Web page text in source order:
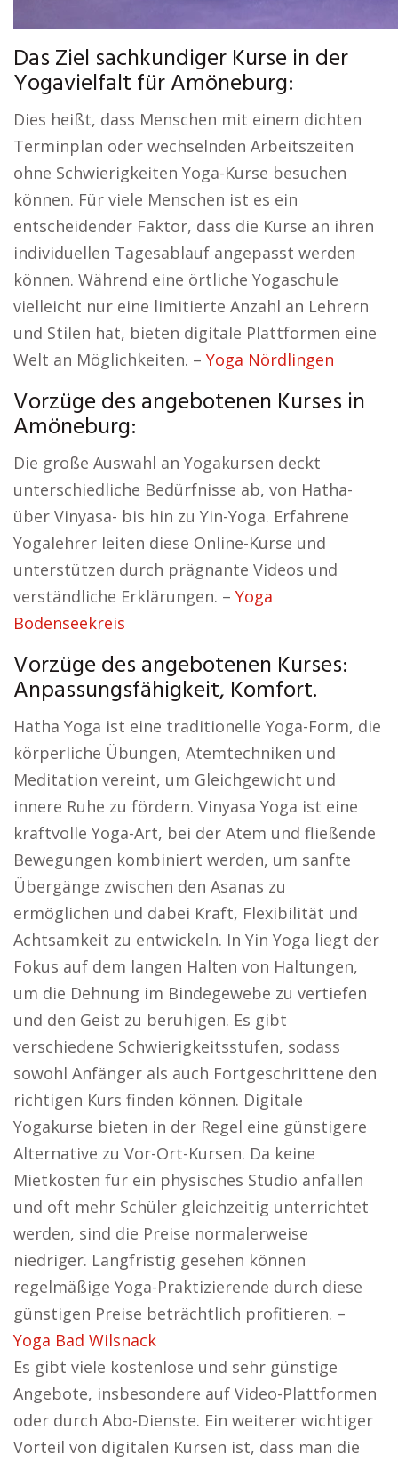
Das Ziel sachkundiger Kurse in der
Yogavielfalt für Amöneburg:
Dies heißt, dass Menschen mit einem dichten
Terminplan oder wechselnden Arbeitszeiten
ohne Schwierigkeiten Yoga-Kurse besuchen
können. Für viele Menschen ist es ein
entscheidender Faktor, dass die Kurse an ihren
individuellen Tagesablauf angepasst werden
können. Während eine örtliche Yogaschule
vielleicht nur eine limitierte Anzahl an Lehrern
und Stilen hat, bieten digitale Plattformen eine
Welt an Möglichkeiten. – Yoga Nördlingen
Vorzüge des angebotenen Kurses in
Amöneburg:
Die große Auswahl an Yogakursen deckt
unterschiedliche Bedürfnisse ab, von Hatha-
über Vinyasa- bis hin zu Yin-Yoga. Erfahrene
Yogalehrer leiten diese Online-Kurse und
unterstützen durch prägnante Videos und
verständliche Erklärungen. – Yoga
Bodenseekreis
Vorzüge des angebotenen Kurses:
Anpassungsfähigkeit, Komfort.
Hatha Yoga ist eine traditionelle Yoga-Form, die
körperliche Übungen, Atemtechniken und
Meditation vereint, um Gleichgewicht und
innere Ruhe zu fördern. Vinyasa Yoga ist eine
kraftvolle Yoga-Art, bei der Atem und fließende
Bewegungen kombiniert werden, um sanfte
Übergänge zwischen den Asanas zu
ermöglichen und dabei Kraft, Flexibilität und
Achtsamkeit zu entwickeln. In Yin Yoga liegt der
Fokus auf dem langen Halten von Haltungen,
um die Dehnung im Bindegewebe zu vertiefen
und den Geist zu beruhigen. Es gibt
verschiedene Schwierigkeitsstufen, sodass
sowohl Anfänger als auch Fortgeschrittene den
richtigen Kurs finden können. Digitale
Yogakurse bieten in der Regel eine günstigere
Alternative zu Vor-Ort-Kursen. Da keine
Mietkosten für ein physisches Studio anfallen
und oft mehr Schüler gleichzeitig unterrichtet
werden, sind die Preise normalerweise
niedriger. Langfristig gesehen können
regelmäßige Yoga-Praktizierende durch diese
günstigen Preise beträchtlich profitieren. –
Yoga Bad Wilsnack
Es gibt viele kostenlose und sehr günstige
Angebote, insbesondere auf Video-Plattformen
oder durch Abo-Dienste. Ein weiterer wichtiger
Vorteil von digitalen Kursen ist, dass man die